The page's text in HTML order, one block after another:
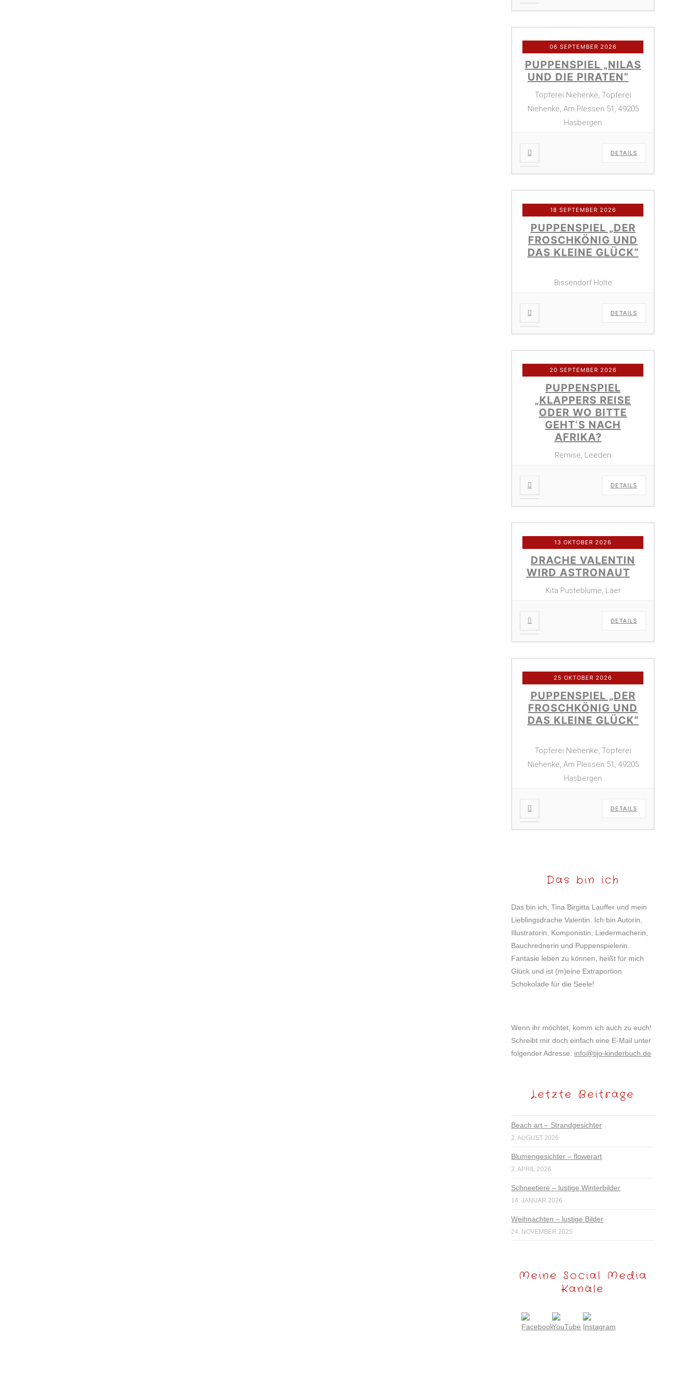
06 SEPTEMBER 2026
PUPPENSPIEL „NILAS
UND DIE PIRATEN“
Töpferei Niehenke, Töpferei
Niehenke, Am Plessen 51, 49205
Hasbergen
DETAILS
18 SEPTEMBER 2026
PUPPENSPIEL „DER
FROSCHKÖNIG UND
DAS KLEINE GLÜCK“
Bissendorf Holte
DETAILS
20 SEPTEMBER 2026
PUPPENSPIEL
„KLAPPERS REISE
ODER WO BITTE
GEHT’S NACH
AFRIKA?
Remise, Leeden
DETAILS
13 OKTOBER 2026
DRACHE VALENTIN
WIRD ASTRONAUT
Kita Pusteblume, Laer
DETAILS
25 OKTOBER 2026
PUPPENSPIEL „DER
FROSCHKÖNIG UND
DAS KLEINE GLÜCK“
Töpferei Niehenke, Töpferei
Niehenke, Am Plessen 51, 49205
Hasbergen
DETAILS
Das bin ich
Das bin ich, Tina Birgitta Lauffer und mein
Lieblingsdrache Valentin. Ich bin Autorin,
Illustratorin, Komponistin, Liedermacherin,
Bauchrednerin und Puppenspielerin.
Fantasie leben zu können, heißt für mich
Glück und ist (m)eine Extraportion
Schokolade für die Seele!
Wenn ihr möchtet, komm ich auch zu euch!
Schreibt mir doch einfach eine E-Mail unter
folgender Adresse: info@tijo-kinderbuch.de
Letzte Beiträge
Beach art – Strandgesichter
2. AUGUST 2026
Blumengesichter – flowerart
2. APRIL 2026
Schneetiere – lustige Winterbilder
14. JANUAR 2026
Weihnachten – lustige Bilder
24. NOVEMBER 2025
Meine Social Media
Kanäle